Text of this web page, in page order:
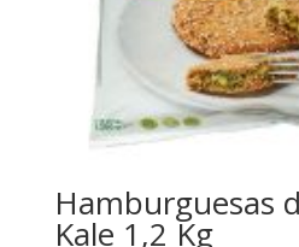
Hamburguesas
Kale 1,2 Kg